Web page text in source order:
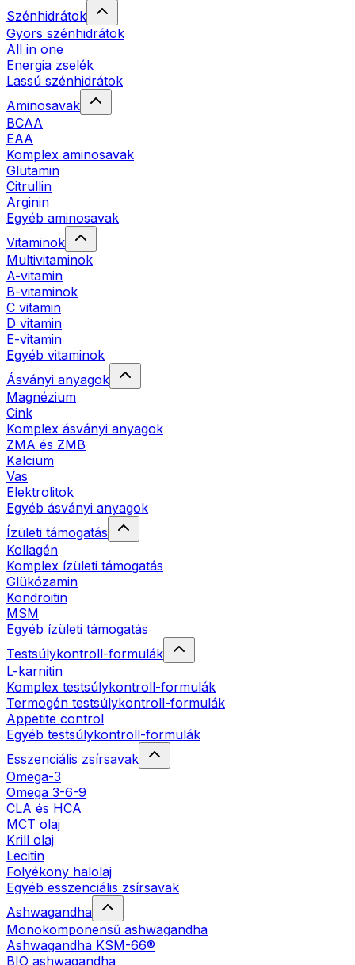
Szénhidrátok
Gyors szénhidrátok
All in one
Energia zselék
Lassú szénhidrátok
Aminosavak
BCAA
EAA
Komplex aminosavak
Glutamin
Citrullin
Arginin
Egyéb aminosavak
Vitaminok
Multivitaminok
A-vitamin
B-vitaminok
C vitamin
D vitamin
E-vitamin
Egyéb vitaminok
Ásványi anyagok
Magnézium
Cink
Komplex ásványi anyagok
ZMA és ZMB
Kalcium
Vas
Elektrolitok
Egyéb ásványi anyagok
Ízületi támogatás
Kollagén
Komplex ízületi támogatás
Glükózamin
Kondroitin
MSM
Egyéb ízületi támogatás
Testsúlykontroll-formulák
L-karnitin
Komplex testsúlykontroll-formulák
Termogén testsúlykontroll-formulák
Appetite control
Egyéb testsúlykontroll-formulák
Esszenciális zsírsavak
Omega-3
Omega 3-6-9
CLA és HCA
MCT olaj
Krill olaj
Lecitin
Folyékony halolaj
Egyéb esszenciális zsírsavak
Ashwagandha
Monokomponensű ashwagandha
Ashwagandha KSM-66®
BIO ashwagandha